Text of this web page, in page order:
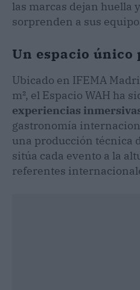
las marcas dejan huella
sorprenden a sus
Un espacio único
Ubicado en IFEMA
m², el Espacio WAH ha
experiencias
gastronomía
una producción técnica
sitúa cada evento a la
referentes